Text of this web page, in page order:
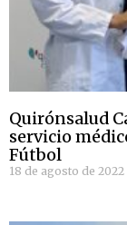
Quirónsalud
servicio
Fútbol
18 de agosto de 2022